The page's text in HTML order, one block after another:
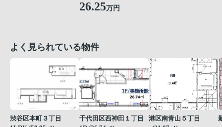
26.25万円
よく見られている物件
渋谷区本町３丁目
千代田区西神田１丁目
港区南青山５丁目